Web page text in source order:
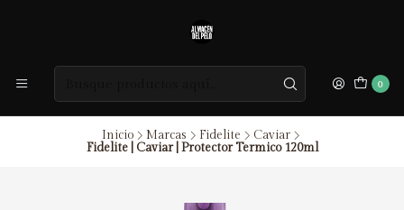
0
Inicio Marcas Fidelite
Caviar
Fidelite | Caviar | Protector Termico 120ml